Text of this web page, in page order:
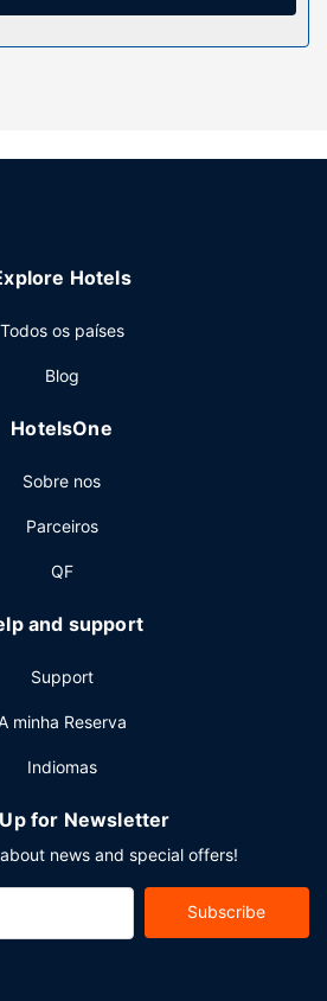
quiosque de jornais. O espaço inclui
almoços completos diariamente
incluem um serviço de limpeza
Hotels
Todos os países
Blog
HotelsOne
Sobre nos
Parceiros
QF
and support
Support
minha Reserva
Indiomas
for Newsletter
news and special offers!
Subscribe